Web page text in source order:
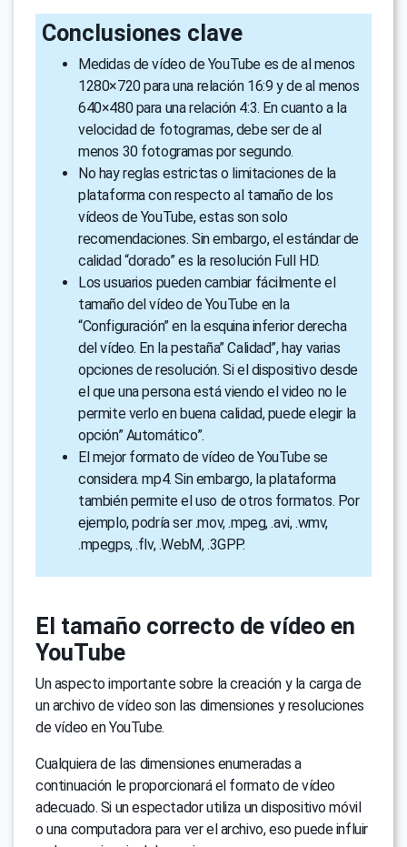
Conclusiones clave
Medidas de vídeo de YouTube es de al menos
1280×720 para una relación 16:9 y de al menos
640×480 para una relación 4:3. En cuanto a la
velocidad de fotogramas, debe ser de al
menos 30 fotogramas por segundo.
No hay reglas estrictas o limitaciones de la
plataforma con respecto al tamaño de los
vídeos de YouTube, estas son solo
recomendaciones. Sin embargo, el estándar de
calidad “dorado” es la resolución Full HD.
Los usuarios pueden cambiar fácilmente el
tamaño del vídeo de YouTube en la
“Configuración” en la esquina inferior derecha
del vídeo. En la pestaña” Calidad”, hay varias
opciones de resolución. Si el dispositivo desde
el que una persona está viendo el video no le
permite verlo en buena calidad, puede elegir la
opción” Automático”.
El mejor formato de vídeo de YouTube se
considera. mp4. Sin embargo, la plataforma
también permite el uso de otros formatos. Por
ejemplo, podría ser .mov, .mpeg, .avi, .wmv,
.mpegps, .flv, .WebM, .3GPP.
El tamaño correcto de vídeo en
YouTube
Un aspecto importante sobre la creación y la carga de
un archivo de vídeo son las dimensiones y resoluciones
de vídeo en YouTube.
Cualquiera de las dimensiones enumeradas a
continuación le proporcionará el formato de vídeo
adecuado. Si un espectador utiliza un dispositivo móvil
o una computadora para ver el archivo, eso puede influir